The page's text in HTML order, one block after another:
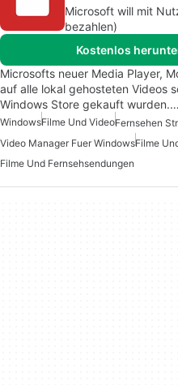
Microsoft will mit
bezahlen)
Kostenlos
Microsofts neuer Media Player,
auf alle lokal gehosteten Videos
Windows Store gekauft wurden.…
WindowsFilme Und VideoFernsehen
Video Manager Fuer WindowsFilme
Filme Und Fernsehsendungen